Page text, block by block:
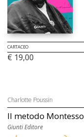
CARTACEO
€ 19,00
Charlotte Poussin
Il metodo
Giunti Editore